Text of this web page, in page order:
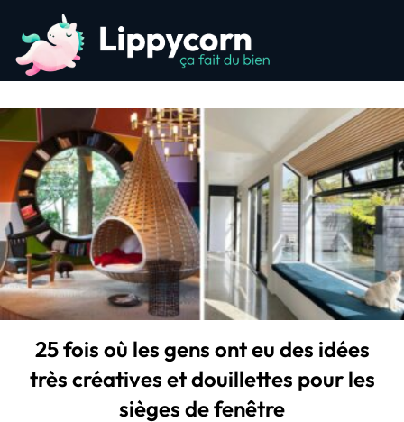
25 fois où les gens ont eu des idées
très créatives et douillettes pour les
sièges de fenêtre